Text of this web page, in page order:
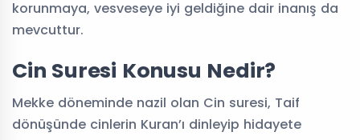
korunmaya, vesveseye iyi geldiğine dair inanış da
mevcuttur.
Cin Suresi Konusu Nedir?
Mekke döneminde nazil olan Cin suresi, Taif
dönüşünde cinlerin Kuran’ı dinleyip hidayete